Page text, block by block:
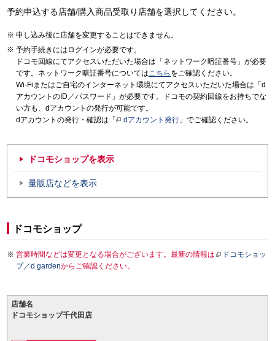
予約申込する店舗/購入商品受取り店舗を選択してください。
申し込み後に店舗を変更することはできません。
予約手続きにはログインが必要です。
ドコモ回線にてアクセスいただいた場合は「ネットワーク暗証番号」が必要
です。ネットワーク暗証番号についてはこちら をご確認ください。
Wi-Fiまたはご自宅のインターネット環境にてアクセスいただいた場合は「d
アカウントのID／パスワード」が必要です。ドコモの契約回線をお持ちでな
い方も、dアカウントの発行が可能です。
dアカウントの発行・確認は「
dアカウント発行 」でご確認ください。
ドコモショップを表示
量販店などを表示
ドコモショップ
営業時間などは変更となる場合がございます。最新の情報は
ドコモショッ
プ／d gardenからご確認ください。
店舗名
ドコモショップ千代田店